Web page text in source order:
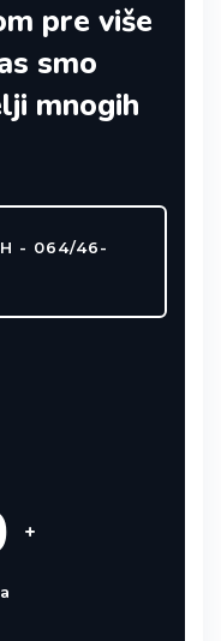
pre više
smo
mnogih
- 064/46-
+